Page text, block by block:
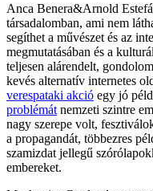
Anca Benera&Arnold
társadalomban, ami nem
segíthet a művészet és az
megmutatásában és a
teljesen alárendelt,
kevés alternatív internetes
verespataki akció egy jó
problémát nemzeti szintre
nagy szerepe volt,
a propagandát, többezres
szamizdat jellegű
embereket.